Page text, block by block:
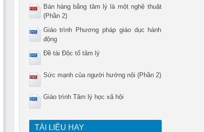
Bán hàng bằng tâm lý là một nghệ thuật
(Phần 2)
Giáo trình Phương pháp giáo dục hành
động
Đề tài Độc tố tâm lý
Sức mạnh của người hướng nội (Phần 2)
Giáo trình Tâm lý học xã hội
TÀI LIỆU HAY